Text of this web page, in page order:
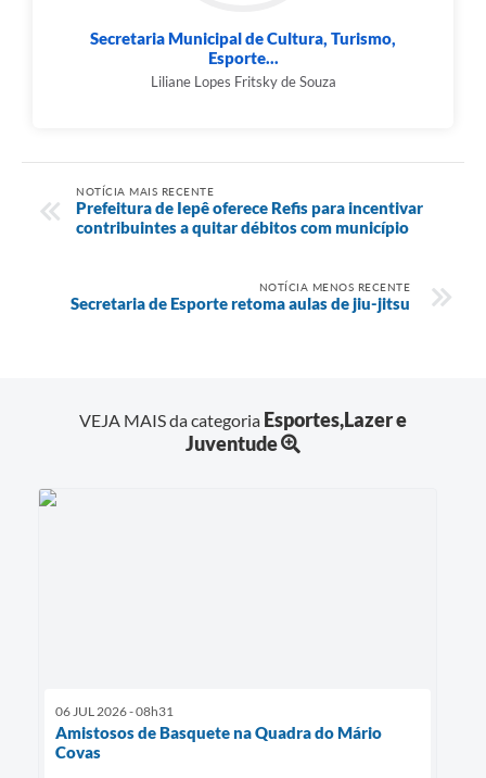
Secretaria Municipal de Cultura, Turismo,
Esporte...
Liliane Lopes Fritsky de Souza
NOTÍCIA MAIS RECENTE
Prefeitura de Iepê oferece Refis para incentivar
contribuintes a quitar débitos com município
NOTÍCIA MENOS RECENTE
Secretaria de Esporte retoma aulas de jiu-jitsu
VEJA MAIS da categoria Esportes,Lazer e
Juventude
06 JUL 2026 - 08h31
Amistosos de Basquete na Quadra do Mário
Covas